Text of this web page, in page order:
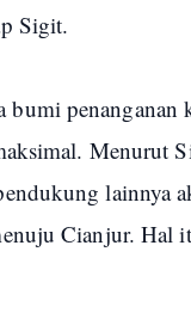
Sigit.
bumi penanganan
Menurut
lainnya
Cianjur. Hal